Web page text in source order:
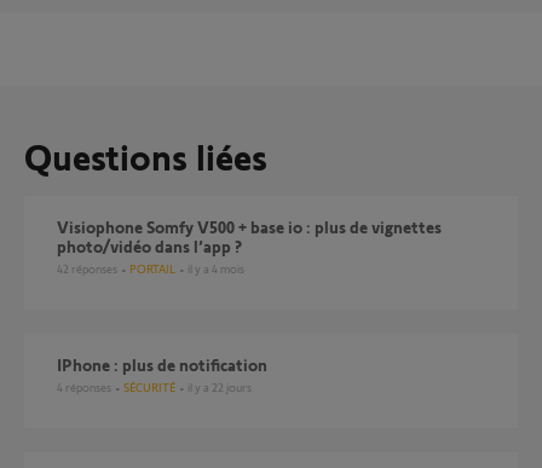
Questions liées
Visiophone Somfy V500 + base io : plus de vignettes
photo/vidéo dans l’app ?
42 réponses PORTAIL il y a 4 mois
iPhone : plus de notification
4 réponses SÉCURITÉ il y a 22 jours